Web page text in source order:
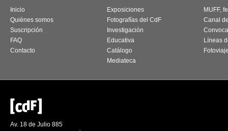
Inicio
Quiénes somos
Suscripción
FAQ
Contacto
Exposiciones
Fotografías del CdF
Investigación
Educativa
Catálogo
Mediateca
MUFF,
Canal
Líneas
Av. 18 de Julio 885